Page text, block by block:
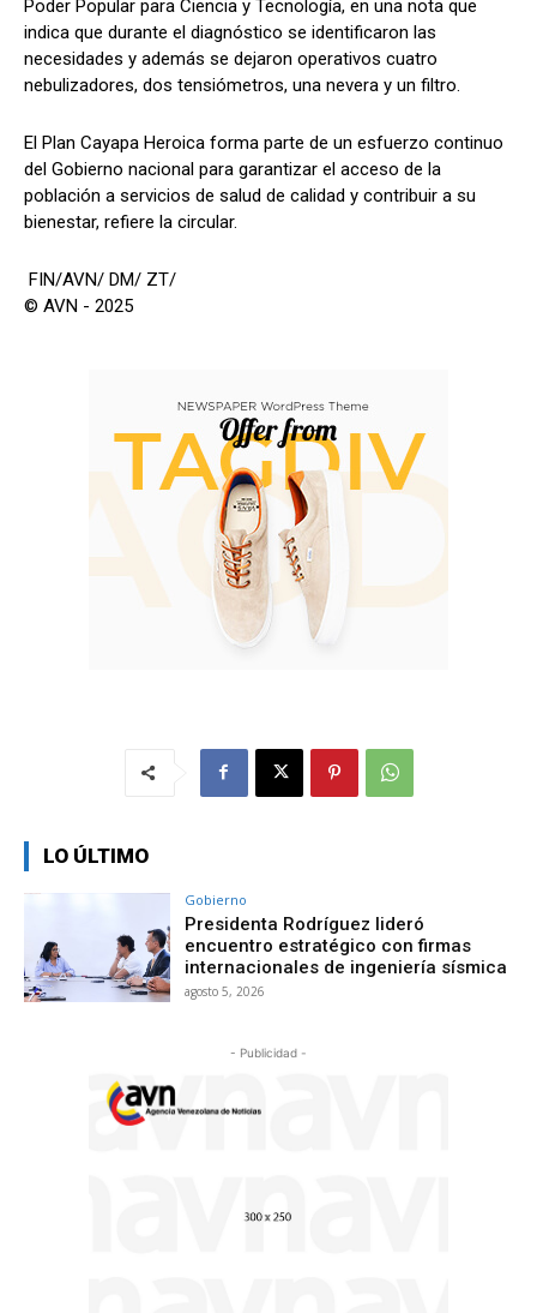
Poder Popular para Ciencia y Tecnología, en una nota que
indica que durante el diagnóstico se identificaron las
necesidades y además se dejaron operativos cuatro
nebulizadores, dos tensiómetros, una nevera y un filtro.
El Plan Cayapa Heroica forma parte de un esfuerzo continuo
del Gobierno nacional para garantizar el acceso de la
población a servicios de salud de calidad y contribuir a su
bienestar, refiere la circular.
FIN/AVN/ DM/ ZT/
© AVN - 2025
LO ÚLTIMO
Gobierno
Presidenta Rodríguez lideró
encuentro estratégico con firmas
internacionales de ingeniería sísmica
agosto 5, 2026
- Publicidad -